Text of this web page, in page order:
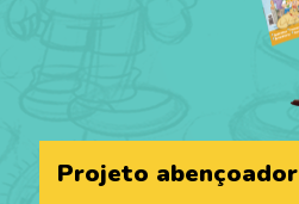
Projeto abençoador